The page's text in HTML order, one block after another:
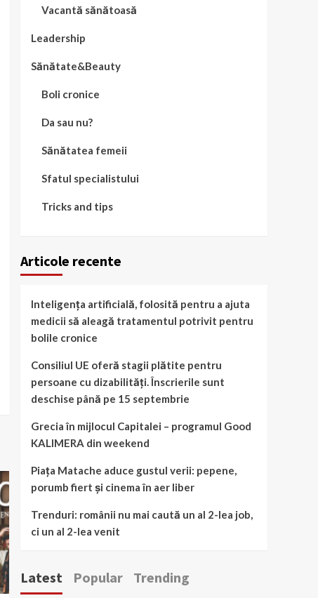
Vacantă sănătoasă
Leadership
Sănătate&Beauty
Boli cronice
Da sau nu?
Sănătatea femeii
Sfatul specialistului
Tricks and tips
Articole recente
Inteligența artificială, folosită pentru a ajuta
medicii să aleagă tratamentul potrivit pentru
bolile cronice
Consiliul UE oferă stagii plătite pentru
persoane cu dizabilități. Înscrierile sunt
deschise până pe 15 septembrie
Grecia în mijlocul Capitalei – programul Good
KALIMERA din weekend
Piața Matache aduce gustul verii: pepene,
porumb fiert și cinema în aer liber
Trenduri: românii nu mai caută un al 2-lea job,
ci un al 2-lea venit
Latest Popular Trending